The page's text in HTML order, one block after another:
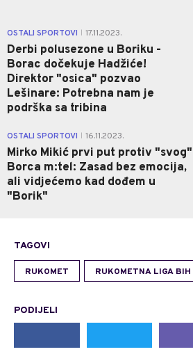
OSTALI SPORTOVI 17.11.2023.
Derbi polusezone u Boriku -
Borac dočekuje Hadžiće!
Direktor "osica" pozvao
Lešinare: Potrebna nam je
podrška sa tribina
OSTALI SPORTOVI 16.11.2023.
Mirko Mikić prvi put protiv "svog"
Borca m:tel: Zasad bez emocija,
ali vidjećemo kad dođem u
"Borik"
TAGOVI
RUKOMET RUKOMETNA LIGA BIH
PODIJELI